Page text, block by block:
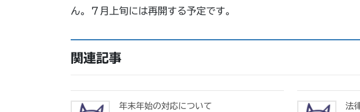
ん。７月上旬には再開する予定です。
関連記事
年末年始の対応について
法